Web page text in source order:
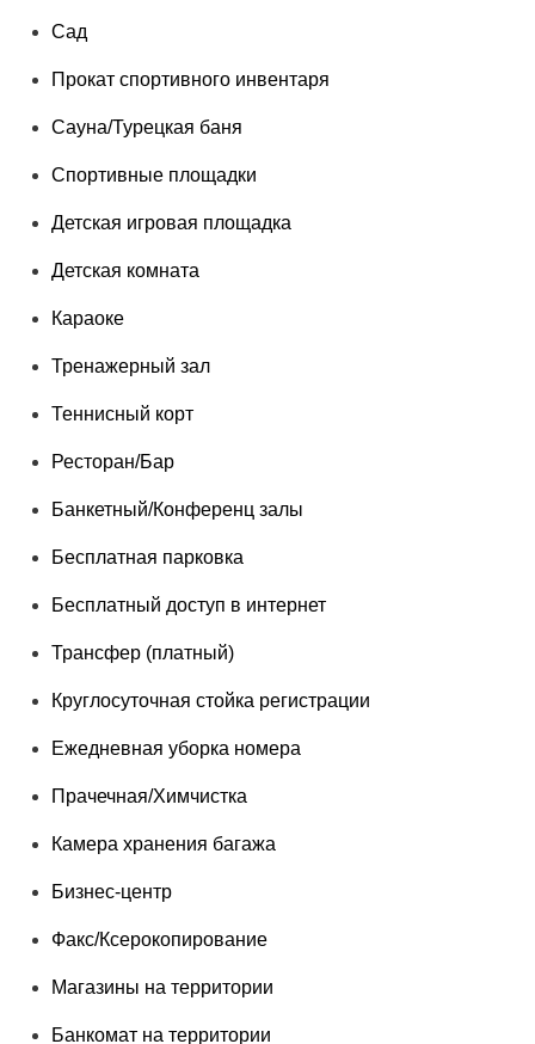
Сад
Прокат спортивного инвентаря
Сауна/Турецкая баня
Спортивные площадки
Детская игровая площадка
Детская комната
Караоке
Тренажерный зал
Теннисный корт
Ресторан/Бар
Банкетный/Конференц залы
Бесплатная парковка
Бесплатный доступ в интернет
Трансфер (платный)
Круглосуточная стойка регистрации
Ежедневная уборка номера
Прачечная/Химчистка
Камера хранения багажа
Бизнес-центр
Факс/Ксерокопирование
Магазины на территории
Банкомат на территории